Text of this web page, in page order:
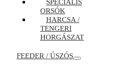
SPECIÁLIS
ORSÓK
HARCSA /
TENGERI
HORGÁSZAT
FEEDER / ÚSZÓS